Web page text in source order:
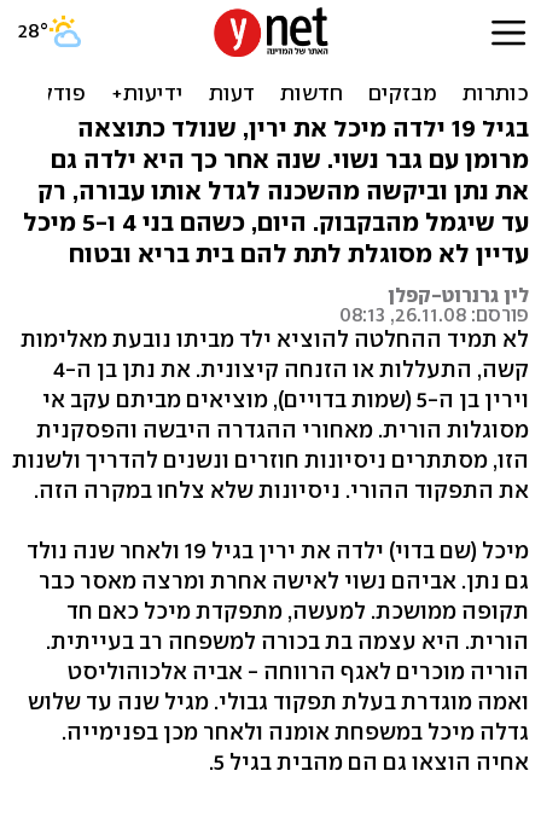
"קחי את התינוק ותחזירי
כשיגדל"
בגיל 19 ילדה מיכל את ירין, שנולד כתוצאה
מרומן עם גבר נשוי. שנה אחר כך היא ילדה גם
את נתן וביקשה מהשכנה לגדל אותו עבורה, רק
עד שיגמל מהבקבוק. היום, כשהם בני 4 ו-5 מיכל
עדיין לא מסוגלת לתת להם בית בריא ובטוח
לין גרנרוט-קפלן
פורסם: 26.11.08, 08:13
לא תמיד ההחלטה להוציא ילד מביתו נובעת מאלימות
קשה, התעללות או הזנחה קיצונית. את נתן בן ה-4
וירין בן ה-5 (שמות בדויים), מוציאים מביתם עקב אי
מסוגלות הורית. מאחורי ההגדרה היבשה והפסקנית
הזו, מסתתרים ניסיונות חוזרים ונשנים להדריך ולשנות
את התפקוד ההורי. ניסיונות שלא צלחו במקרה הזה.
מיכל (שם בדוי) ילדה את ירין בגיל 19 ולאחר שנה נולד
גם נתן. אביהם נשוי לאישה אחרת ומרצה מאסר כבר
תקופה ממושכת. למעשה, מתפקדת מיכל כאם חד
הורית. היא עצמה בת בכורה למשפחה רב בעייתית.
הוריה מוכרים לאגף הרווחה - אביה אלכוהוליסט
ואמה מוגדרת בעלת תפקוד גבולי. מגיל שנה עד שלוש
גדלה מיכל במשפחת אומנה ולאחר מכן בפנימייה.
אחיה הוצאו גם הם מהבית בגיל 5.